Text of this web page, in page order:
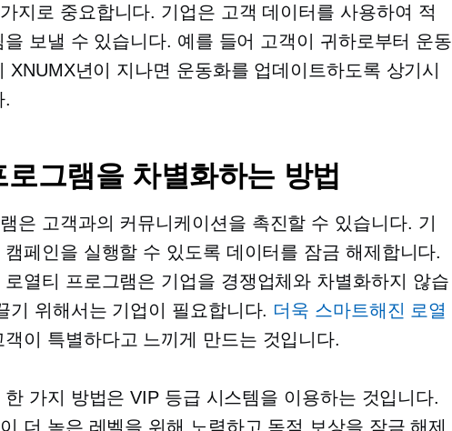
지로 중요합니다. 기업은 고객 데이터를 사용하여 적
을 보낼 수 있습니다. 예를 들어 고객이 귀하로부터 운동
XNUMX년이 지나면 운동화를 업데이트하도록 상기시
.
로그램을 차별화하는 방법
은 고객과의 커뮤니케이션을 촉진할 수 있습니다. 기
페인을 실행할 수 있도록 데이터를 잠금 해제합니다.
로열티 프로그램은 기업을 경쟁업체와 차별화하지 않습
기 위해서는 기업이 필요합니다. 더욱 스마트해진 로열
객이 특별하다고 느끼게 만드는 것입니다.
한 가지 방법은 VIP 등급 시스템을 이용하는 것입니다.
더 높은 레벨을 위해 노력하고 독점 보상을 잠금 해제